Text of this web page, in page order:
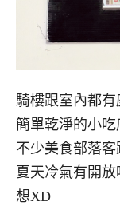
騎樓跟室內都
簡單乾淨的小吃
不少美食部落
夏天冷氣有開
想XD